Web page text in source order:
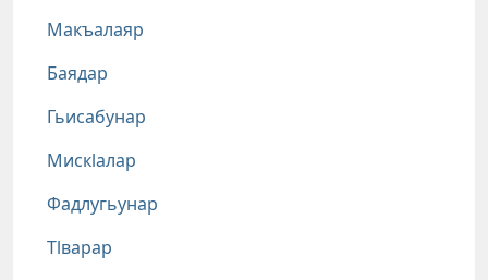
Макъалаяр
Баядар
Гьисабунар
Мискlалар
Фадлугьунар
Тlварар